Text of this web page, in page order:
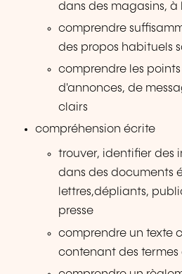
dans des magasins,
comprendre
des propos habituels
comprendre les points
d'annonces, de
clairs
compréhension écrite
trouver, identifier des
dans des documents
lettres,dépliants,
presse
comprendre un texte
contenant des termes